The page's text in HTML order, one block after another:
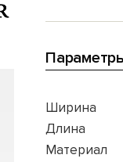
Ширина
Длина
Материал